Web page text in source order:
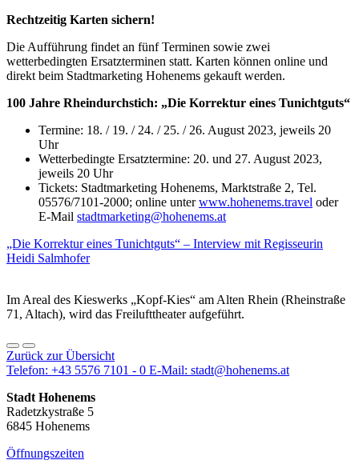
Rechtzeitig Karten sichern!
Die Aufführung findet an fünf Terminen sowie zwei
wetterbedingten Ersatzterminen statt. Karten können online und
direkt beim Stadtmarketing Hohenems gekauft werden.
100 Jahre Rheindurchstich: „Die Korrektur eines Tunichtguts“
Termine: 18. / 19. / 24. / 25. / 26. August 2023, jeweils 20
Uhr
Wetterbedingte Ersatztermine: 20. und 27. August 2023,
jeweils 20 Uhr
Tickets: Stadtmarketing Hohenems, Marktstraße 2, Tel.
05576/7101-2000; online unterwww.hohenems.travel oder
E-Mail stadtmarketing@hohenems.at
„Die Korrektur eines Tunichtguts“ – Interview mit Regisseurin
Heidi Salmhofer
Im Areal des Kieswerks „Kopf-Kies“ am Alten Rhein (Rheinstraße
71, Altach), wird das Freilufttheater aufgeführt.
Zurück zur Übersicht
Telefon: +43 5576 7101 - 0 E-Mail: stadt@hohenems.at
Stadt Hohenems
Radetzkystraße 5
6845 Hohenems
Öffnungszeiten